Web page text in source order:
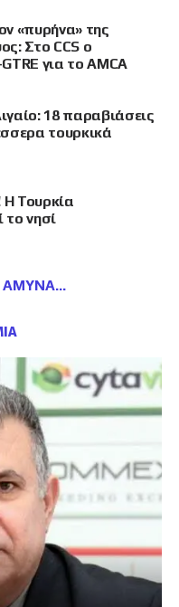
«πυρήνα» της
Στο CCS ο
για το AMCA
18 παραβιάσεις
τουρκικά
Η Τουρκία
το νησί
ΑΜΥΝΑ